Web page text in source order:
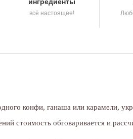
всё настоящее!
конфи, ганаша или карамели,
стоимость обговаривается и